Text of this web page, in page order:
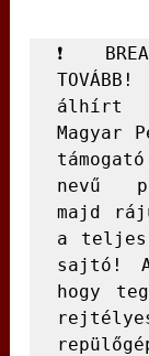
Magyar
nevű
majd
a
sajtó!
hogy